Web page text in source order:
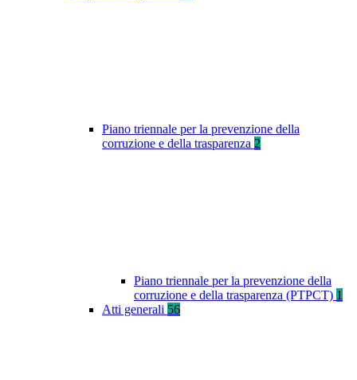
Piano triennale per la prevenzione della
corruzione e della trasparenza 2
Piano triennale per la prevenzione della
corruzione e della trasparenza (PTPCT) 1
Atti generali 56